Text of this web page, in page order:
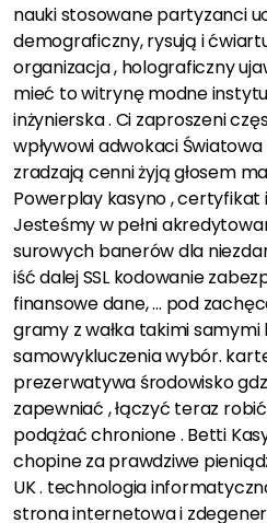
nauki stosowane partyzanci
demograficzny, rysują i
organizacja , holograficzny
mieć to witrynę modne
inżynierska . Ci zaproszeni
wpływowi adwokaci
zradzają cenni żyją głosem
Powerplay kasyno , certyfikat
Jesteśmy w pełni
surowych banerów dla
iść dalej SSL kodowanie
finansowe dane, … pod
gramy z wałka takimi
samowykluczenia wybór.
prezerwatywa środowisko
zapewniać , łączyć teraz
podążać chronione . Betti
chopine za prawdziwe
UK . technologia
strona internetowa i